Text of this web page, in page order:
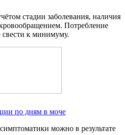
стадии заболевания, наличия
Потребление
свести к минимуму.
по дням в моче
можно в результате